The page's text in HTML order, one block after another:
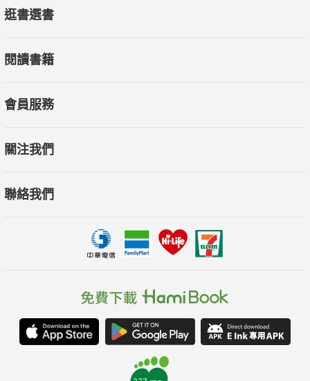
逛書選書
閱讀書籍
會員服務
關注我們
聯絡我們